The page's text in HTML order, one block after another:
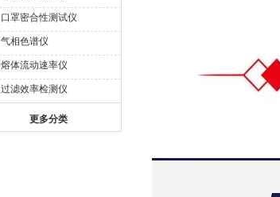
口罩密合性测试仪
气相色谱仪
熔体流动速率仪
过滤效率检测仪
更多分类